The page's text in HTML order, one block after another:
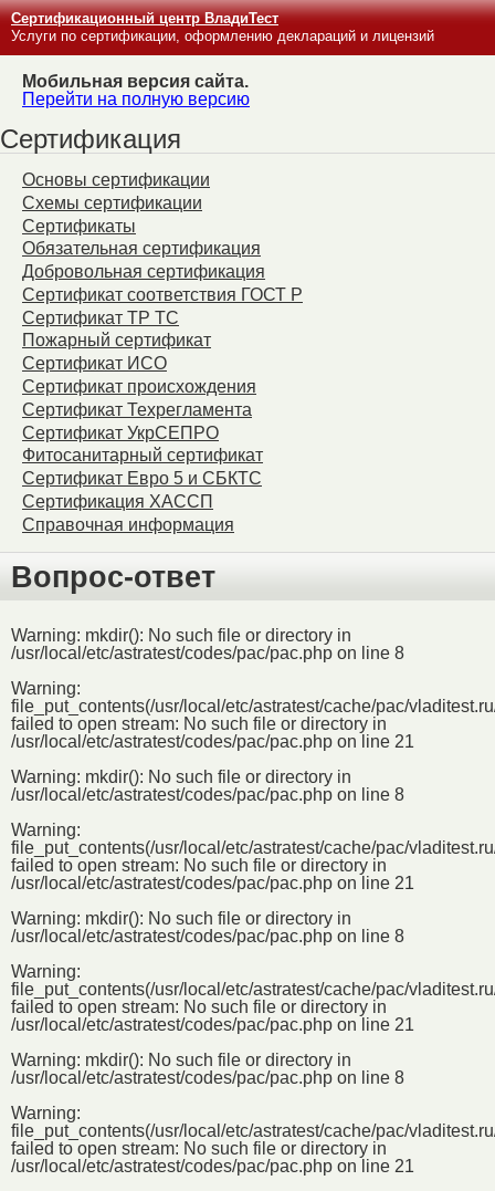
Сертификационный центр ВладиТест
Услуги по сертификации, оформлению деклараций и лицензий
Мобильная версия сайта.
Перейти на полную версию
Сертификация
Основы сертификации
Схемы сертификации
Сертификаты
Обязательная сертификация
Добровольная сертификация
Сертификат соответствия ГОСТ Р
Сертификат ТР ТС
Пожарный сертификат
Сертификат ИСО
Сертификат происхождения
Сертификат Техрегламента
Сертификат УкрСЕПРО
Фитосанитарный сертификат
Сертификат Евро 5 и СБКТС
Сертификация ХАССП
Справочная информация
Вопрос-ответ
Warning: mkdir(): No such file or directory in
/usr/local/etc/astratest/codes/pac/pac.php on line 8
Warning:
file_put_contents(/usr/local/etc/astratest/cache/pac/
failed to open stream: No such file or directory in
/usr/local/etc/astratest/codes/pac/pac.php on line 21
Warning: mkdir(): No such file or directory in
/usr/local/etc/astratest/codes/pac/pac.php on line 8
Warning:
file_put_contents(/usr/local/etc/astratest/cache/pac/
failed to open stream: No such file or directory in
/usr/local/etc/astratest/codes/pac/pac.php on line 21
Warning: mkdir(): No such file or directory in
/usr/local/etc/astratest/codes/pac/pac.php on line 8
Warning:
file_put_contents(/usr/local/etc/astratest/cache/pac/
failed to open stream: No such file or directory in
/usr/local/etc/astratest/codes/pac/pac.php on line 21
Warning: mkdir(): No such file or directory in
/usr/local/etc/astratest/codes/pac/pac.php on line 8
Warning:
file_put_contents(/usr/local/etc/astratest/cache/pac/
failed to open stream: No such file or directory in
/usr/local/etc/astratest/codes/pac/pac.php on line 21